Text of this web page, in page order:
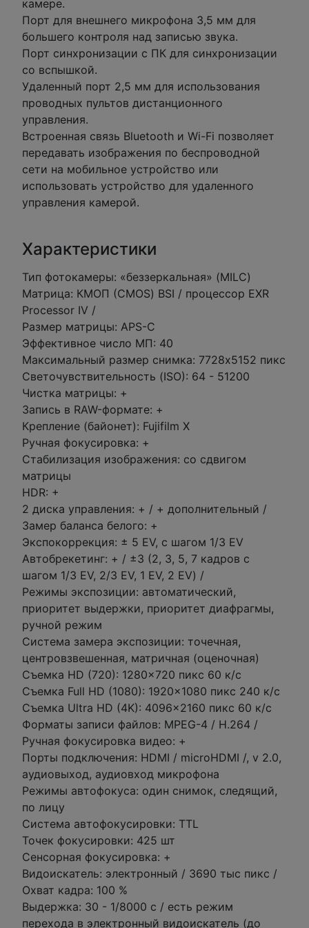
камере.
Порт для внешнего микрофона 3,5 мм для
большего контроля над записью звука.
Порт синхронизации с ПК для синхронизации
со вспышкой.
Удаленный порт 2,5 мм для использования
проводных пультов дистанционного
управления.
Встроенная связь Bluetooth и Wi-Fi позволяет
передавать изображения по беспроводной
сети на мобильное устройство или
использовать устройство для удаленного
управления камерой.
Характеристики
Тип фотокамеры: «беззеркальная» (MILC)
Матрица: КМОП (CMOS) BSI / процессор EXR
Processor IV /
Размер матрицы: APS-C
Эффективное число МП: 40
Максимальный размер снимка: 7728x5152 пикс
Светочувствительность (ISO): 64 - 51200
Чистка матрицы: +
Запись в RAW-формате: +
Крепление (байонет): Fujifilm X
Ручная фокусировка: +
Стабилизация изображения: со сдвигом
матрицы
HDR: +
2 диска управления: + / + дополнительный /
Замер баланса белого: +
Экспокоррекция: ± 5 EV, с шагом 1/3 EV
Автобрекетинг: + / ±3 (2, 3, 5, 7 кадров с
шагом 1/3 EV, 2/3 EV, 1 EV, 2 EV) /
Режимы экспозиции: автоматический,
приоритет выдержки, приоритет диафрагмы,
ручной режим
Система замера экспозиции: точечная,
центровзвешенная, матричная (оценочная)
Съемка HD (720): 1280x720 пикс 60 к/с
Съемка Full HD (1080): 1920x1080 пикс 240 к/с
Съемка Ultra HD (4K): 4096x2160 пикс 60 к/с
Форматы записи файлов: MPEG-4 / H.264 /
Ручная фокусировка видео: +
Порты подключения: HDMI / microHDMI /, v 2.0,
аудиовыход, аудиовход микрофона
Режимы автофокуса: один снимок, следящий,
по лицу
Система автофокусировки: TTL
Точек фокусировки: 425 шт
Сенсорная фокусировка: +
Видоискатель: электронный / 3690 тыс пикс /
Охват кадра: 100 %
Выдержка: 30 - 1/8000 с / есть режим
перехода в электронный видоискатель (до